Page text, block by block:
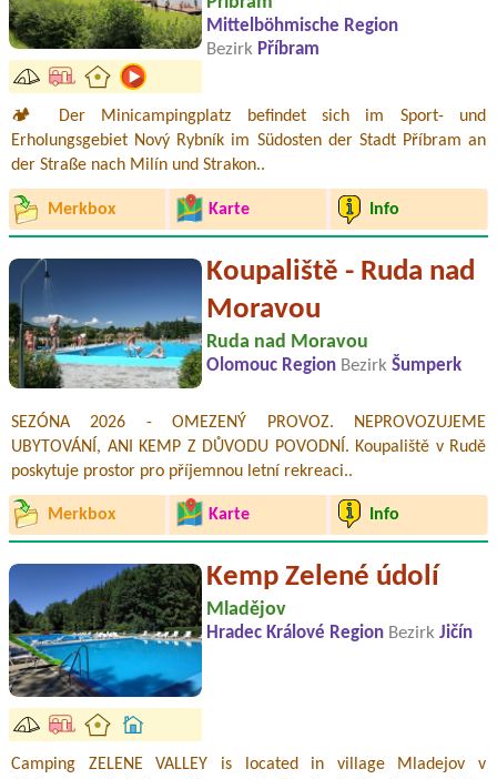
Mittelböhmische Region
Bezirk Příbram
🏕️ Der Minicampingplatz befindet sich im Sport- und
Erholungsgebiet Nový Rybník im Südosten der Stadt Příbram an
der Straße nach Milín und Strakon..
Merkbox Karte Info
Koupaliště - Ruda nad
Moravou
Ruda nad Moravou
Olomouc Region Bezirk Šumperk
SEZÓNA 2026 - OMEZENÝ PROVOZ. NEPROVOZUJEME
UBYTOVÁNÍ, ANI KEMP Z DŮVODU POVODNÍ. Koupaliště v Rudě
poskytuje prostor pro příjemnou letní rekreaci..
Merkbox Karte Info
Kemp Zelené údolí
Mladějov
Hradec Králové Region Bezirk Jičín
Camping ZELENE VALLEY is located in village Mladejov v